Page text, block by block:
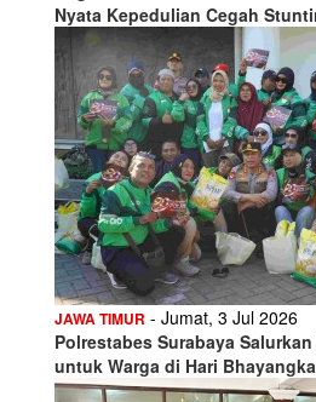
Nyata Kepedulian Cegah
JAWA TIMUR - Jumat, 3 Jul 2026
Polrestabes Surabaya
untuk Warga di Hari